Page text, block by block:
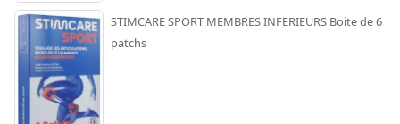
STIMCARE SPORT MEMBRES INFERIEURS Boite de 6
patchs